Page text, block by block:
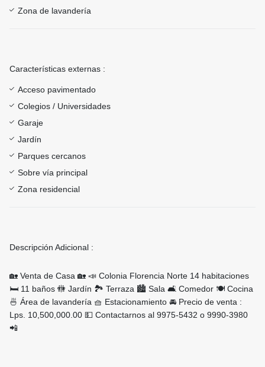
Zona de lavandería
Características externas :
Acceso pavimentado
Colegios / Universidades
Garaje
Jardín
Parques cercanos
Sobre vía principal
Zona residencial
Descripción Adicional :
🏡 Venta de Casa 🏡 📣 Colonia Florencia Norte 14 habitaciones
🛏 11 baños 🚻 Jardín 🏞 Terraza 🏙 Sala 🛋 Comedor 🍽 Cocina
🍜 Área de lavandería 🧺 Estacionamiento 🚘 Precio de venta :
Lps. 10,500,000.00 💵 Contactarnos al 9975-5432 o 9990-3980
📲